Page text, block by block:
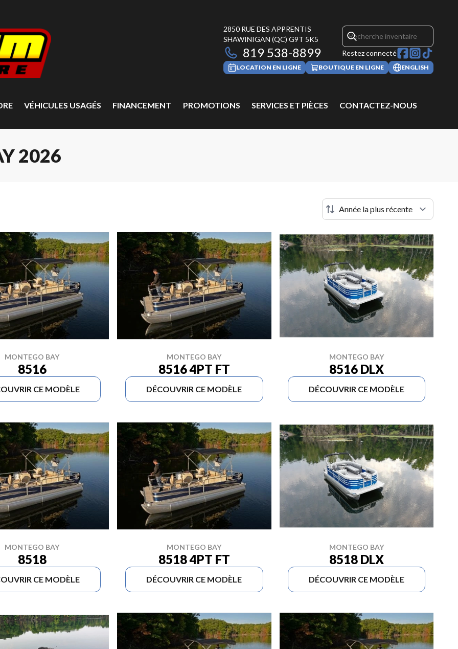
2850 RUE DES APPRENTIS
SHAWINIGAN (QC) G9T 5K5
819 538-8899 Restez connecté
LOCATION EN LIGNE BOUTIQUE EN LIGNE ENGLISH
VÉHICULES USAGÉS FINANCEMENT PROMOTIONS SERVICES ET PIÈCES CONTACTEZ-NOUS
2026
MONTEGO BAY
8516
CE MODÈLE
MONTEGO BAY
8516 4PT FT
DÉCOUVRIR CE MODÈLE
MONTEGO BAY
8516 DLX
DÉCOUVRIR CE MODÈLE
MONTEGO BAY
8518
CE MODÈLE
MONTEGO BAY
8518 4PT FT
DÉCOUVRIR CE MODÈLE
MONTEGO BAY
8518 DLX
DÉCOUVRIR CE MODÈLE